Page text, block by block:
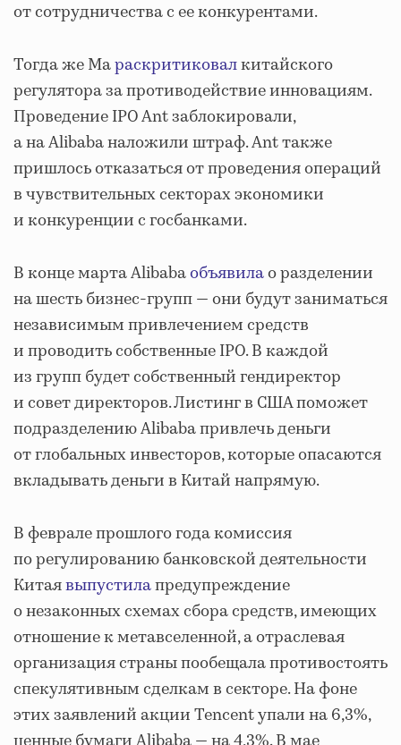
от сотрудничества с ее конкурентами.
Тогда же Мараскритиковалкитайского
регулятора за противодействие инновациям.
Проведение IPO Ant заблокировали,
а на Alibaba наложили штраф. Ant также
пришлось отказаться от проведения операций
в чувствительных секторах экономики
и конкуренции с госбанками.
В конце марта Alibabaобъявилао разделении
на шесть бизнес-групп — они будут заниматься
независимым привлечением средств
и проводить собственные IPO. В каждой
из групп будет собственный гендиректор
и совет директоров. Листинг в США поможет
подразделению Alibaba привлечь деньги
от глобальных инвесторов, которые опасаются
вкладывать деньги в Китай напрямую.
В феврале прошлого года комиссия
по регулированию банковской деятельности
Китаявыпустилапредупреждение
о незаконных схемах сбора средств, имеющих
отношение к метавселенной, а отраслевая
организация страны пообещала противостоять
спекулятивным сделкам в секторе. На фоне
этих заявлений акции Tencent упали на 6,3%,